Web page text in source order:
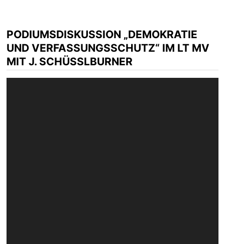
PODIUMSDISKUSSION „DEMOKRATIE
UND VERFASSUNGSSCHUTZ“ IM LT MV
MIT J. SCHÜSSLBURNER